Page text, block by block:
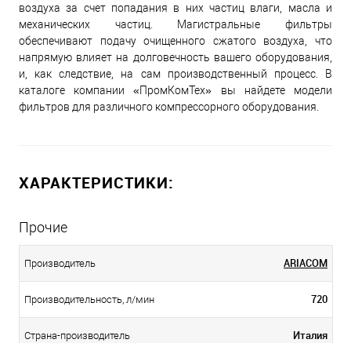
воздуха за счет попадания в них частиц влаги, масла и
механических частиц. Магистральные фильтры
обеспечивают подачу очищенного сжатого воздуха, что
напрямую влияет на долговечность вашего оборудования,
и, как следствие, на сам производственный процесс. В
каталоге компании «ПромКомТех» вы найдете модели
фильтров для различного компрессорного оборудования.
ХАРАКТЕРИСТИКИ:
Прочие
Производитель ARIACOM
Производительность, л/мин 720
Страна-производитель Италия